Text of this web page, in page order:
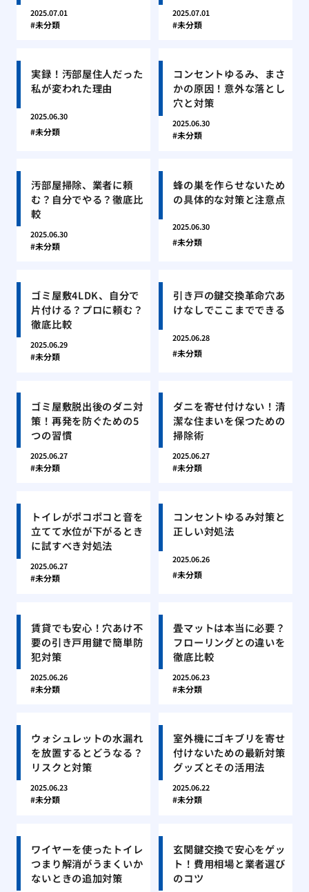
2025.07.01
未分類
2025.07.01
未分類
実録！汚部屋住人だった
私が変われた理由
2025.06.30
未分類
コンセントゆるみ、まさ
かの原因！意外な落とし
穴と対策
2025.06.30
未分類
汚部屋掃除、業者に頼
む？自分でやる？徹底比
較
2025.06.30
未分類
蜂の巣を作らせないため
の具体的な対策と注意点
2025.06.30
未分類
ゴミ屋敷4LDK、自分で
片付ける？プロに頼む？
徹底比較
2025.06.29
未分類
引き戸の鍵交換革命穴あ
けなしでここまでできる
2025.06.28
未分類
ゴミ屋敷脱出後のダニ対
策！再発を防ぐための5
つの習慣
2025.06.27
未分類
ダニを寄せ付けない！清
潔な住まいを保つための
掃除術
2025.06.27
未分類
トイレがポコポコと音を
立てて水位が下がるとき
に試すべき対処法
2025.06.27
未分類
コンセントゆるみ対策と
正しい対処法
2025.06.26
未分類
賃貸でも安心！穴あけ不
要の引き戸用鍵で簡単防
犯対策
2025.06.26
未分類
畳マットは本当に必要？
フローリングとの違いを
徹底比較
2025.06.23
未分類
ウォシュレットの水漏れ
を放置するとどうなる？
リスクと対策
2025.06.23
未分類
室外機にゴキブリを寄せ
付けないための最新対策
グッズとその活用法
2025.06.22
未分類
ワイヤーを使ったトイレ
つまり解消がうまくいか
ないときの追加対策
玄関鍵交換で安心をゲッ
ト！費用相場と業者選び
のコツ